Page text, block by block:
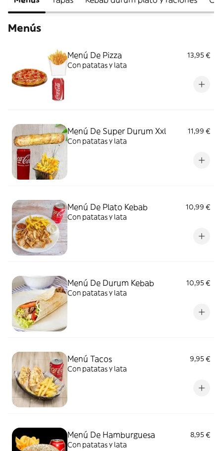
Menús
Menú De Pizza
13,95 €
Con patatas y lata
Menú De Super Durum Xxl
11,99 €
Con patatas y lata
Menú De Plato Kebab
10,99 €
Con patatas y lata
Menú De Durum Kebab
10,95 €
Con patatas y lata
Menú Tacos
9,95 €
Con patatas y lata
Menú De Hamburguesa
8,95 €
Con patatas y lata